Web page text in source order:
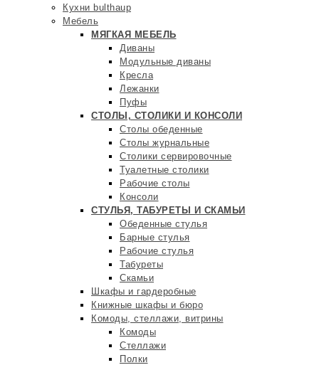
Кухни bulthaup
Мебель
МЯГКАЯ МЕБЕЛЬ
Диваны
Модульные диваны
Кресла
Лежанки
Пуфы
СТОЛЫ, СТОЛИКИ И КОНСОЛИ
Столы обеденные
Столы журнальные
Столики сервировочные
Туалетные столики
Рабочие столы
Консоли
СТУЛЬЯ, ТАБУРЕТЫ И СКАМЬИ
Обеденные стулья
Барные стулья
Рабочие стулья
Табуреты
Скамьи
Шкафы и гардеробные
Книжные шкафы и бюро
Комоды, стеллажи, витрины
Комоды
Стеллажи
Полки